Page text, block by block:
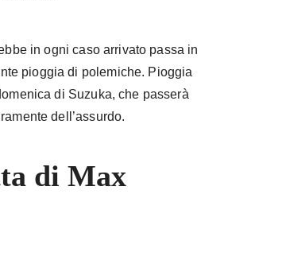
in ogni caso arrivato passa in
pioggia di polemiche. Pioggia
di Suzuka, che passerà
dell’assurdo.
di Max